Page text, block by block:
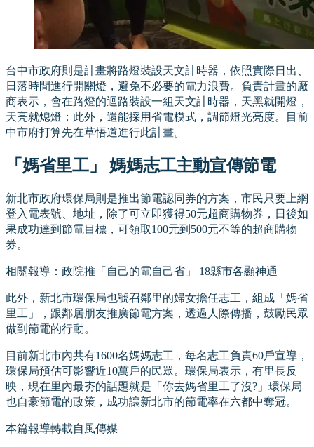
台中市政府則是計畫將路燈裝設天文計時器，依照實際日出、
日落時間進行開關燈，避免不必要的電力浪費。負責計畫的廠
商表示，會在路燈的迴路裝設一組天文計時器，天黑就開燈，
天亮就熄燈；此外，還能採用省電模式，調節燈光亮度。目前
中市府打算先在草悟道進行此計畫。
「媽省里工」 媽媽志工主動宣傳節電
新北市政府環保局則是推出節電認同券的方案，市民只要上網
登入電表號、地址，除了可立即獲得50元超商購物券，日後如
果成功達到節電目標，可領取100元到500元不等的超商購物
券。
相關報導：政院推「自己的電自己省」 18縣市各顯神通
此外，新北市環保局也號召鄰里的婦女擔任志工，組成「媽省
里工」，跟鄰居朋友推廣節電方案，透過人際傳播，鼓勵民眾
做到節電的行動。
目前新北市內共有1600名媽媽志工，每名志工負責60戶宣導，
環保局預估可影響近10萬戶的民眾。環保局表示，有里長反
映，現在里內最夯的話題就是「你去媽省里工了沒?」環保局
也自豪節電的政策，成功讓新北市的節電率在六都中奪冠。
本篇報導轉載自風傳媒